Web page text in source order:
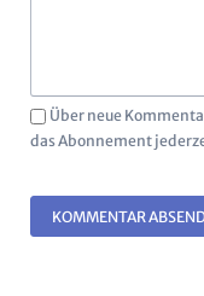
Über neue
das Abonnement
KOMMENTAR